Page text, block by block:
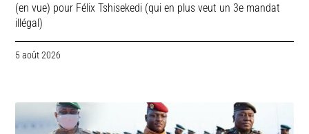
(en vue) pour Félix Tshisekedi (qui en plus veut un 3e mandat
illégal)
5 août 2026